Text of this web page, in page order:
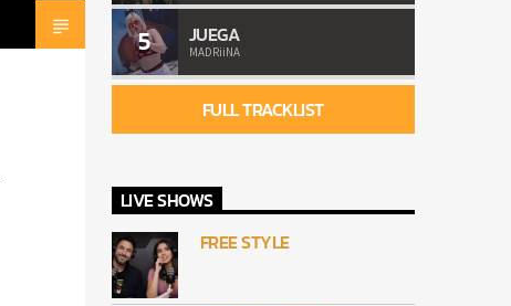
5 JUEGA
MADRiiNA
FULL TRACKLIST
LIVE SHOWS
FREE STYLE